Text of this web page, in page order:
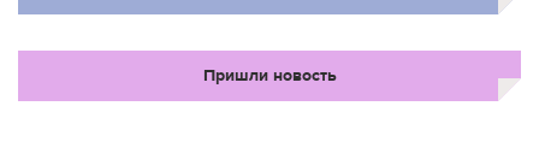
Пришли новость